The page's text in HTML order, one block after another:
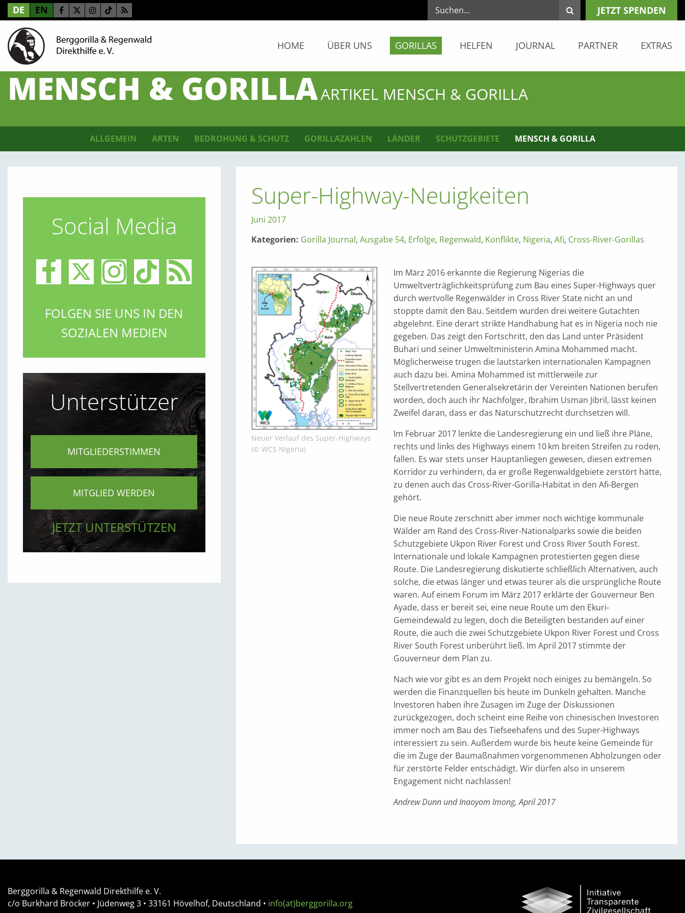
DE EN JETZT SPENDEN
HOME ÜBER UNS GORILLAS HELFEN JOURNAL PARTNER EXTRAS
MENSCH & GORILLAARTIKEL MENSCH & GORILLA
ALLGEMEIN ARTEN BEDROHUNG & SCHUTZ GORILLAZAHLEN LÄNDER SCHUTZGEBIETE MENSCH & GORILLA
Super-Highway-Neuigkeiten
Juni 2017
Kategorien: Gorilla Journal, Ausgabe 54, Erfolge, Regenwald, Konflikte, Nigeria, Afi, Cross-River-Gorillas
Neuer Verlauf des Super-Highways
(© WCS Nigeria)
Im März 2016 erkannte die Regierung Nigerias die
Umweltverträglichkeitsprüfung zum Bau eines Super-Highways quer
durch wertvolle Regenwälder in Cross River State nicht an und
stoppte damit den Bau. Seitdem wurden drei weitere Gutachten
abgelehnt. Eine derart strikte Handhabung hat es in Nigeria noch nie
gegeben. Das zeigt den Fortschritt, den das Land unter Präsident
Buhari und seiner Umweltministerin Amina Mohammed macht.
Möglicherweise trugen die lautstarken internationalen Kampagnen
auch dazu bei. Amina Mohammed ist mittlerweile zur
Stellvertretenden Generalsekretärin der Vereinten Nationen berufen
worden, doch auch ihr Nachfolger, Ibrahim Usman Jibril, lässt keinen
Zweifel daran, dass er das Naturschutzrecht durchsetzen will.
Im Februar 2017 lenkte die Landesregierung ein und ließ ihre Pläne,
rechts und links des Highways einem 10 km breiten Streifen zu roden,
fallen. Es war stets unser Hauptanliegen gewesen, diesen extremen
Korridor zu verhindern, da er große Regenwaldgebiete zerstört hätte,
zu denen auch das Cross-River-Gorilla-Habitat in den Afi-Bergen
gehört.
Die neue Route zerschnitt aber immer noch wichtige kommunale
Wälder am Rand des Cross-River-Nationalparks sowie die beiden
Schutzgebiete Ukpon River Forest und Cross River South Forest.
Interna­tionale und lokale Kampagnen protestierten gegen diese
Route. Die Landesregierung diskutierte schließlich Alternativen, auch
solche, die etwas länger und etwas teurer als die ursprüngliche Route
waren. Auf einem Forum im März 2017 erklärte der Gouverneur Ben
Ayade, dass er bereit sei, eine neue Route um den Ekuri-
Gemeindewald zu legen, doch die Beteiligten bestanden auf einer
Route, die auch die zwei Schutzgebiete Ukpon River Forest und Cross
River South Forest unberührt ließ. Im April 2017 stimmte der
Gouverneur dem Plan zu.
Nach wie vor gibt es an dem Projekt noch einiges zu bemängeln. So
werden die Finanzquellen bis heute im Dunkeln gehalten. Manche
Investoren haben ihre Zusagen im Zuge der Diskussionen
zurückgezogen, doch scheint eine Reihe von chinesischen Investoren
immer noch am Bau des Tiefseehafens und des Super-Highways
interessiert zu sein. Außerdem wurde bis heute keine Gemeinde für
die im Zuge der Baumaßnahmen vorgenommenen Abholzungen oder
für zerstörte Felder entschädigt. Wir dürfen also in unserem
Engagement nicht nachlassen!
Andrew Dunn und Inaoyom Imong, April 2017
Social Media
FOLGEN SIE UNS IN DEN
SOZIALEN MEDIEN
Unterstützer
MITGLIEDERSTIMMEN
MITGLIED WERDEN
JETZT UNTERSTÜTZEN
Berggorilla & Regenwald Direkthilfe e. V.
c/o Burkhard Bröcker • Jüdenweg 3 • 33161 Hövelhof, Deutschland • info(at)berggorilla.org